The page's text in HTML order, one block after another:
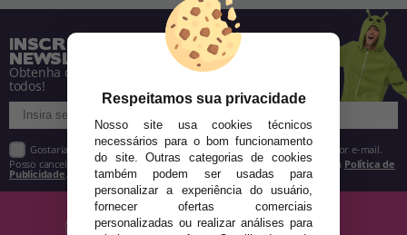
INSCREVA-SE NA NOSSA
NEWSLETTER
Obtenha descontos e saiba de tudo antes de
todos!
Gostaria de receber descontos exclusivos, novidades e tendências por e-mail.
Posso cancelar a inscrição a qualquer momento, conforme estipulado na Política de
Publicidade
Respeitamos sua privacidade
Nosso site usa cookies técnicos
necessários para o bom funcionamento
do site. Outras categorias de cookies
também podem ser usadas para
personalizar a experiência do usuário,
fornecer ofertas comerciais
personalizadas ou realizar análises para